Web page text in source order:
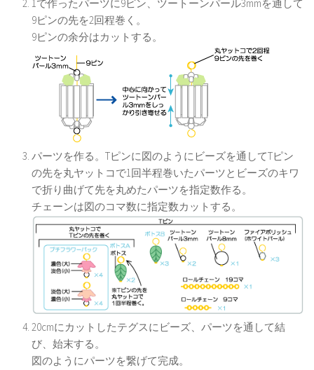
1で作ったパーツに9ピン、ツートーンパール3mmを通して
9ピンの先を2回程巻く。
9ピンの余分はカットする。
パーツを作る。Tピンに図のようにビーズを通してTピン
の先を丸ヤットコで1回半程巻いたパーツとビーズのキワ
で折り曲げて先を丸めたパーツを指定数作る。
チェーンは図のコマ数に指定数カットする。
20cmにカットしたテグスにビーズ、パーツを通して結
び、始末する。
図のようにパーツを繋げて完成。